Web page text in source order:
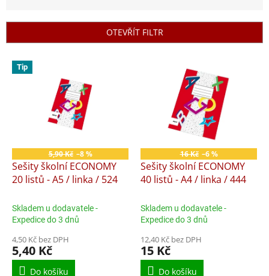
í
ů
OTEVŘÍT FILTR
V
o
d
u
Tip
5,90 Kč –8 %
Sešity školní ECONOMY
20 listů - A5 / linka / 524
Skladem u dodavatele -
Expedice do 3 dnů
4,50 Kč bez DPH
5,40 Kč
Do košíku
16 Kč –6 %
Sešity školní ECONOMY
40 listů - A4 / linka / 444
Skladem u dodavatele -
Expedice do 3 dnů
12,40 Kč bez DPH
15 Kč
Do košíku